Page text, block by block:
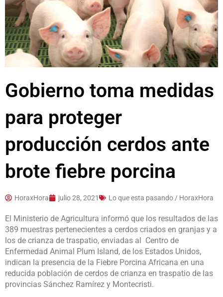
Gobierno toma medidas
para proteger
producción cerdos ante
brote fiebre porcina
HoraxHora julio 28, 2021 Lo que esta pasando / HoraxHora
El Ministerio de Agricultura informó que los resultados de las
389 muestras pertenecientes a cerdos criados en granjas y a
los de crianza de traspatio, enviadas al Centro de
Enfermedad Animal Plum Island, de los Estados Unidos,
indican la presencia de la Fiebre Porcina Africana en una
reducida población de cerdos de crianza en traspatio de las
provincias Sánchez Ramírez y Montecristi.